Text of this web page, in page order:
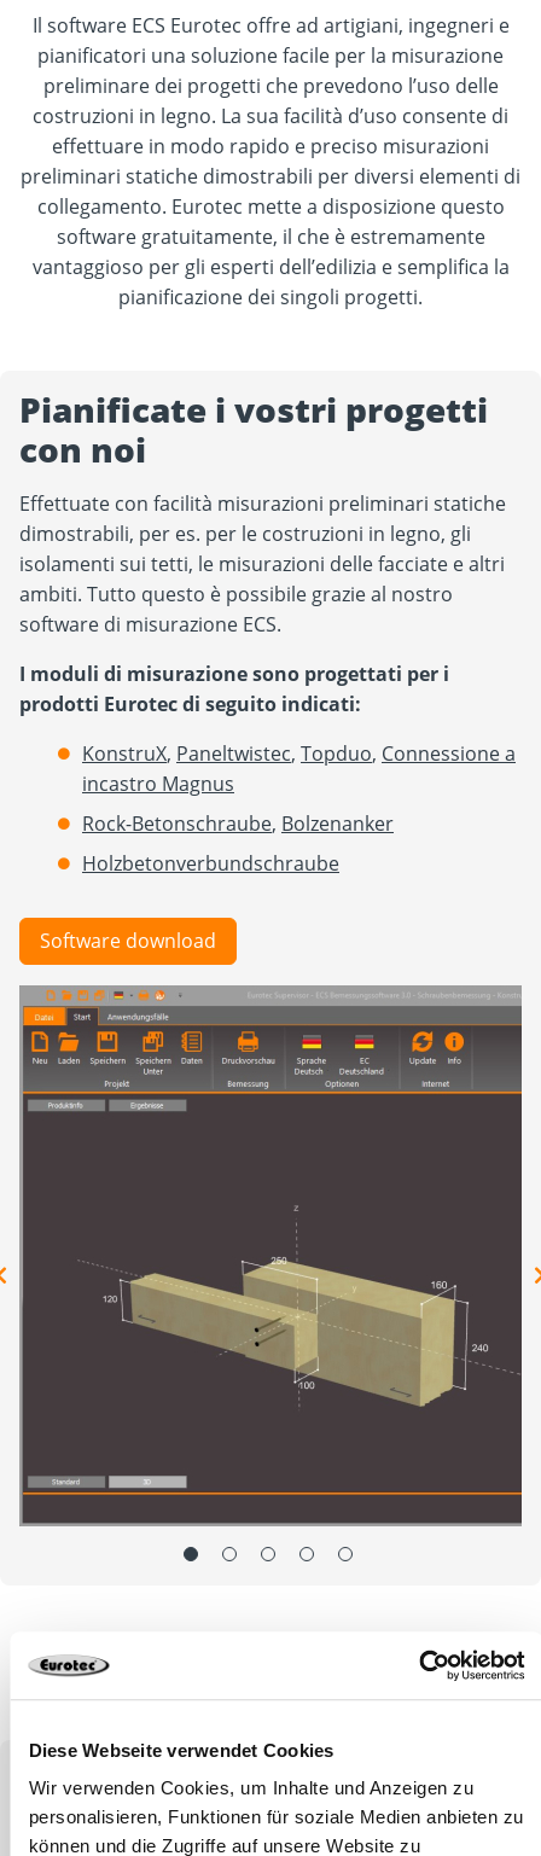
Diese Webseite verwendet Cookies
Wir verwenden Cookies, um Inhalte und Anzeigen zu
personalisieren, Funktionen für soziale Medien anbieten zu
können und die Zugriffe auf unsere Website zu
Il software ECS Eurotec offre ad artigiani, ingegneri e
pianificatori una soluzione facile per la misurazione
preliminare dei progetti che prevedono l’uso delle
costruzioni in legno. La sua facilità d’uso consente di
effettuare in modo rapido e preciso misurazioni
preliminari statiche dimostrabili per diversi elementi di
collegamento. Eurotec mette a disposizione questo
software gratuitamente, il che è estremamente
vantaggioso per gli esperti dell’edilizia e semplifica la
pianificazione dei singoli progetti.
Pianificate i vostri progetti
con noi
Effettuate con facilità misurazioni preliminari statiche
dimostrabili, per es. per le costruzioni in legno, gli
isolamenti sui tetti, le misurazioni delle facciate e altri
ambiti. Tutto questo è possibile grazie al nostro
software di misurazione ECS.
I moduli di misurazione sono progettati per i
prodotti Eurotec di seguito indicati:
KonstruX, Paneltwistec, Topduo, Connessione a
incastro Magnus
Rock-Betonschraube, Bolzenanker
Holzbetonverbundschraube
Software download
La qualità è alla base di tutte